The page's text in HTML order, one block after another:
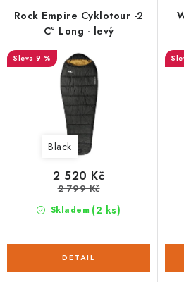
d
u
p
o
d
Rock Empire Cyklotour -2
C° Long - levý
9 %
Black
Skladem (2 ks)
2 520 Kč
2 799 Kč